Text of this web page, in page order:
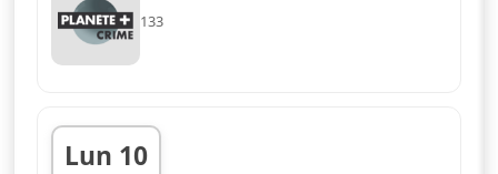
133
Lun 10